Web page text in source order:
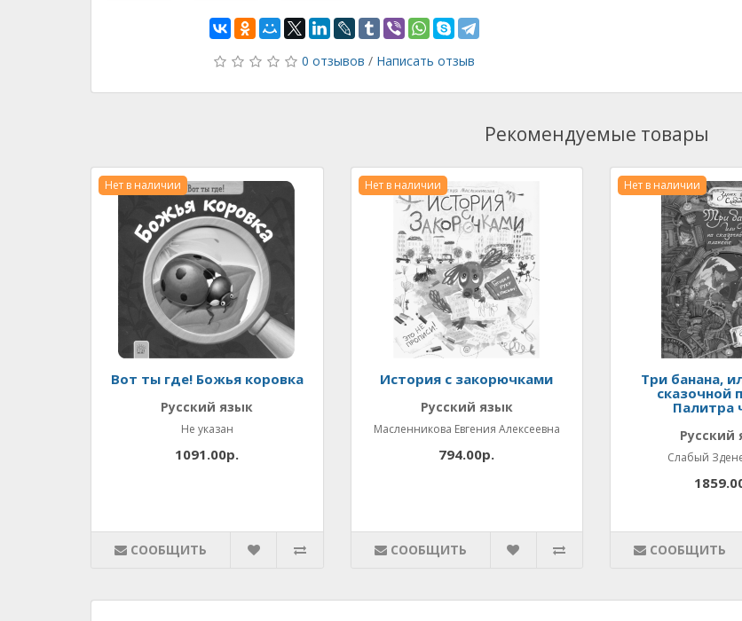
0 отзывов / Написать отзыв
Рекомендуемые товары
Нет в наличии
Вот ты где! Божья коровка
Русский язык
Не указан
1091.00р.
СООБЩИТЬ
Нет в наличии
История с закорючками
Русский язык
Масленникова Евгения Алексеевна
794.00р.
СООБЩИТЬ
Нет в наличии
Три банана,
сказочной
Палитра
Русский
Слабый
СООБЩИТЬ